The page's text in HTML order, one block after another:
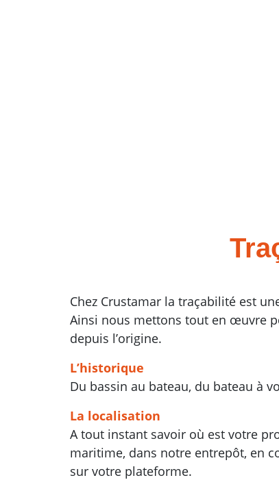
Chez Crustamar la traçabilité est
Ainsi nous mettons tout en œuvre
depuis l’origine.
L’historique
Du bassin au bateau, du bateau à
La localisation
A tout instant savoir où est votre
maritime, dans notre entrepôt, en
sur votre plateforme.